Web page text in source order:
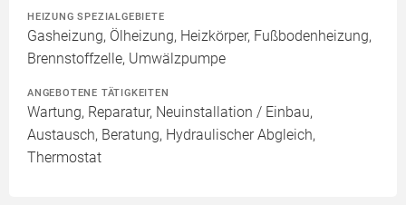
HEIZUNG SPEZIALGEBIETE
Gasheizung, Ölheizung, Heizkörper, Fußbodenheizung,
Brennstoffzelle, Umwälzpumpe
ANGEBOTENE TÄTIGKEITEN
Wartung, Reparatur, Neuinstallation / Einbau,
Austausch, Beratung, Hydraulischer Abgleich,
Thermostat